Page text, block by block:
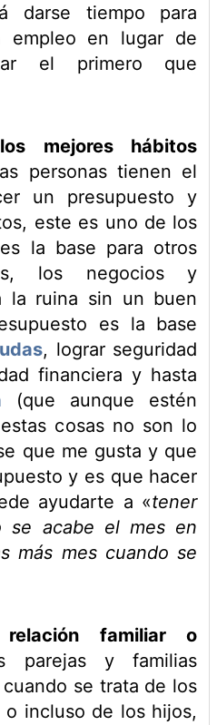
darse tiempo para
empleo en lugar de
el primero que
mejores hábitos
personas tienen el
un presupuesto y
este es uno de los
la base para otros
los negocios y
la ruina sin un buen
es la base
, lograr seguridad
financiera y hasta
(que aunque estén
cosas no son lo
que me gusta y que
y es que hacer
ayudarte a «tener
se acabe el mes en
más mes cuando se
familiar o
parejas y familias
se trata de los
incluso de los hijos,